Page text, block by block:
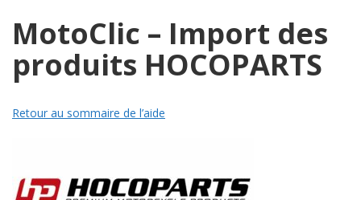
MotoClic – Import des
produits HOCOPARTS
Retour au sommaire de l’aide